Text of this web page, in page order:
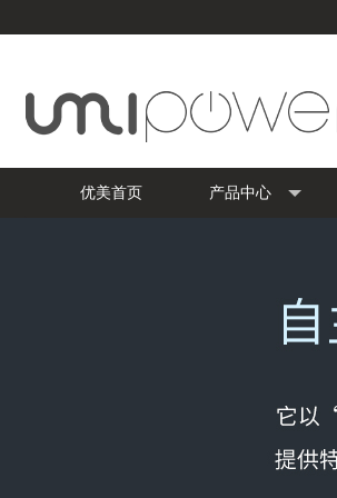
优美首页 产品中心